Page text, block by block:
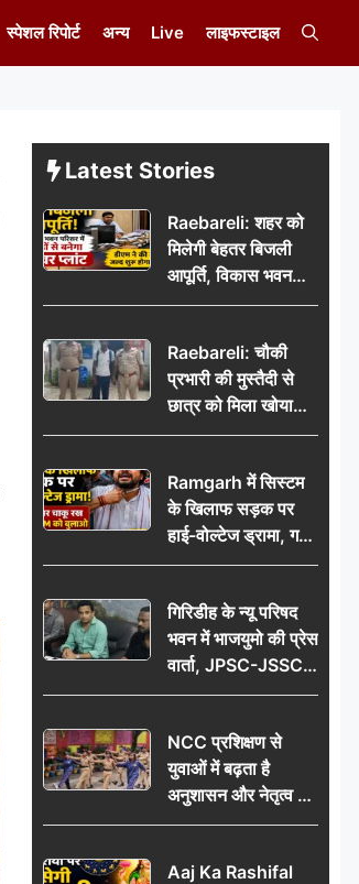
स्पेशल रिपोर्ट अन्य Live लाइफस्टाइल
Latest Stories
Raebareli: शहर को
मिलेगी बेहतर बिजली
आपूर्ति, विकास भवन
परिसर में करोड़ों से
Raebareli: चौकी
प्रभारी की मुस्तैदी से
छात्र को मिला खोया
बैग, जरूरी दस्तावेज
पुलिस टीम का जताया
आभार
Ramgarh में सिस्टम
के खिलाफ सड़क पर
हाई-वोल्टेज ड्रामा, गर्दन
पर चाकू रख बोला- CM
वायरल
गिरिडीह के न्यू परिषद
भवन में भाजयुमो की प्रेस
वार्ता, JPSC-JSSC
पेपर लीक के विरोध में
विधानसभा घेराव का
ऐलान
NCC प्रशिक्षण से
युवाओं में बढ़ता है
अनुशासन और नेतृत्व का
गुण: डॉ. जी.एन. खान
Aaj Ka Rashifal